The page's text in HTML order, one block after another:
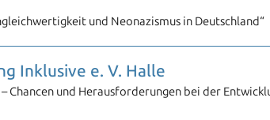
und Neonazismus in Deutschland“
Inklusive e. V. Halle
Chancen und Herausforderungen bei der